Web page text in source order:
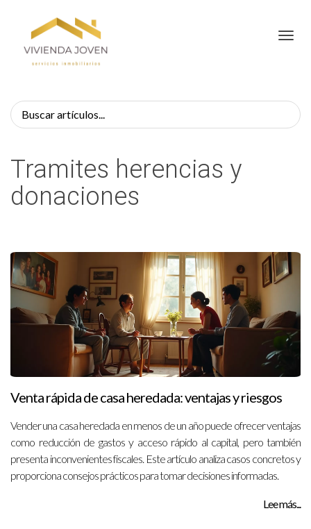
Tramites herencias y
donaciones
Venta rápida de casa heredada: ventajas y riesgos
Vender una casa heredada en menos de un año puede ofrecer ventajas
como reducción de gastos y acceso rápido al capital, pero también
presenta inconvenientes fiscales. Este artículo analiza casos concretos y
proporciona consejos prácticos para tomar decisiones informadas.
Lee más...